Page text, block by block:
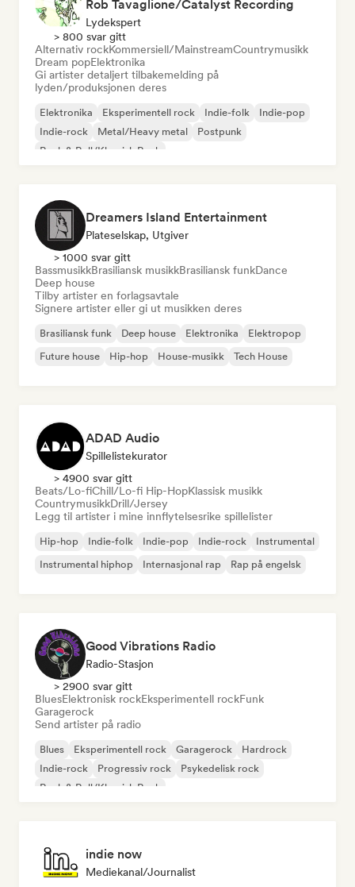
Rob Tavaglione/Catalyst Recording
Lydekspert
> 800 svar gitt
Alternativ rockKommersiell/MainstreamCountrymusikk
Dream popElektronika
Gi artister detaljert tilbakemelding på
lyden/produksjonen deres
Elektronika Eksperimentell rock Indie-folk
Indie-pop
Indie-rock
Metal/Heavy metal
Postpunk
Rock & Roll/Klassisk Rock
Dreamers Island Entertainment
Plateselskap, Utgiver
> 1000 svar gitt
BassmusikkBrasiliansk musikkBrasiliansk funkDance
Deep house
Tilby artister en forlagsavtale
Signere artister eller gi ut musikken deres
Brasiliansk funk Deep house Elektronika
Elektropop
Future house
Hip-hop House-musikk Tech House
ADAD Audio
Spillelistekurator
> 4900 svar gitt
Beats/Lo-fiChill/Lo-fi Hip-HopKlassisk musikk
CountrymusikkDrill/Jersey
Legg til artister i mine innflytelsesrike spillelister
Hip-hop Indie-folk Indie-pop Indie-rock
Instrumental
Instrumental hiphop
Internasjonal rap Rap på engelsk
Good Vibrations Radio
Radio-Stasjon
> 2900 svar gitt
BluesElektronisk rockEksperimentell rockFunk
Garagerock
Send artister på radio
Blues Eksperimentell rock Garagerock
Hardrock
Indie-rock
Progressiv rock
Psykedelisk rock
Rock & Roll/Klassisk Rock
indie now
Mediekanal/journalist